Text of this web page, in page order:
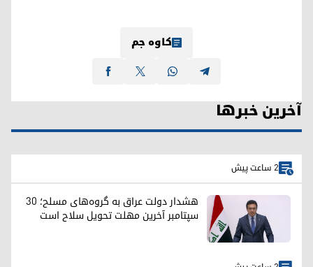
کاوە جم
آخرین خبرها
2 ساعت پیش
هشدار دولت عراق به گروه‌های مسلح؛ ۳۰
سپتامبر آخرین مهلت تحویل سلاح است